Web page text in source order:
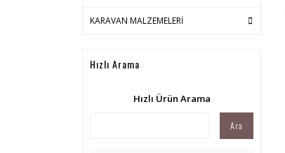
KARAVAN MALZEMELERİ
Hızlı Arama
Hızlı Ürün Arama
Ara